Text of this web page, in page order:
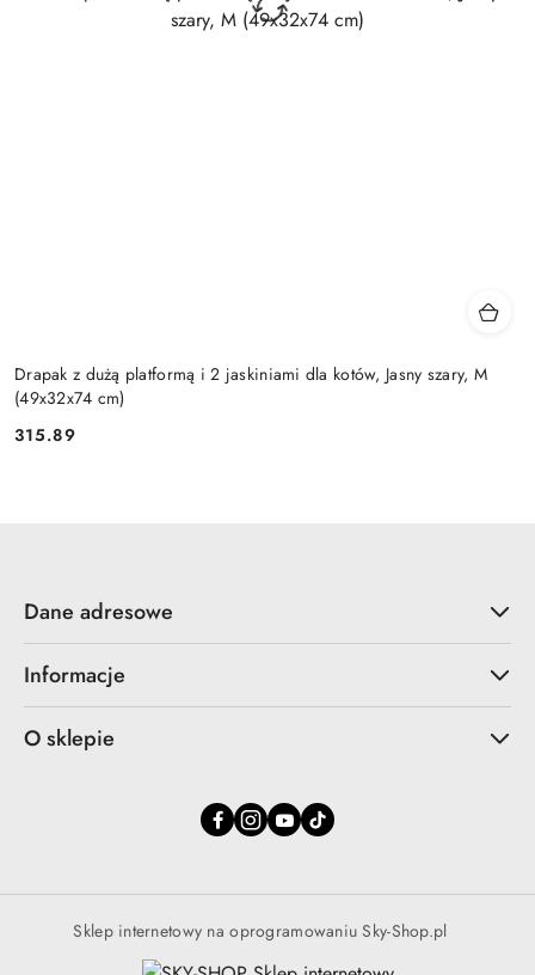
Drapak z dużą platformą i 2 jaskiniami dla kotów, Jasny szary, M
(49x32x74 cm)
Cena:
315.89
Dane adresowe
Informacje
O sklepie
Sklep internetowy na oprogramowaniu Sky-Shop.pl